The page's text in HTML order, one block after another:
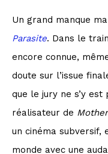
Un grand manque
Parasite. Dans le
encore connue,
doute sur l’issue
que le jury ne s’y
réalisateur de Mother
un cinéma
monde avec une